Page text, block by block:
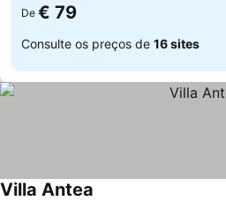
De € 79
Consulte os preços de 16 sites
Villa Antea